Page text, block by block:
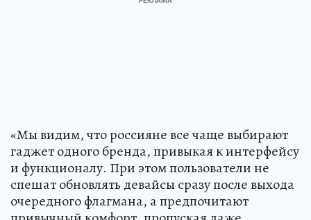
«Мы видим, что россияне все чаще выбирают
гаджет одного бренда, привыкая к интерфейсу
и функционалу. При этом пользователи не
спешат обновлять девайсы сразу после выхода
очередного флагмана, а предпочитают